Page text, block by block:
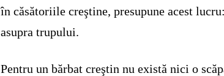
în căsătoriile creştine, presupune acest
asupra trupului.
Pentru un bărbat creştin nu există nici o